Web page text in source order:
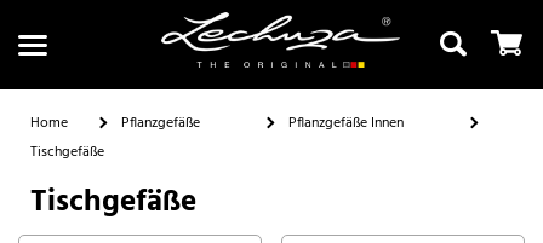
Home Pflanzgefäße
Pflanzgefäße Innen
Tischgefäße
Tischgefäße